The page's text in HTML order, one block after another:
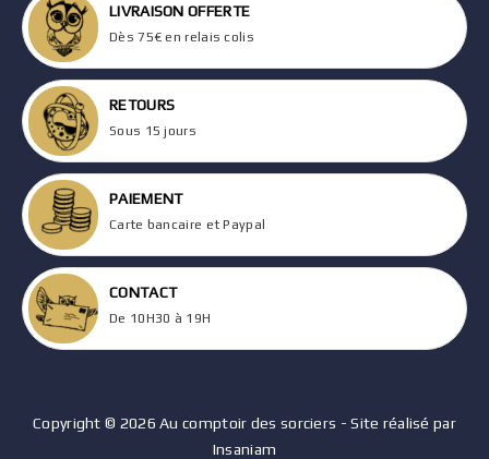
LIVRAISON OFFERTE
Dès 75€ en relais colis
RETOURS
Sous 15 jours
PAIEMENT
Carte bancaire et Paypal
CONTACT
De 10H30 à 19H
Copyright © 2026 Au comptoir des sorciers - Site réalisé par
Insaniam